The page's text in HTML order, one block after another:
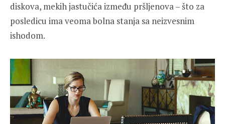
diskova, mekih jastučića između pršljenova – što za
posledicu ima veoma bolna stanja sa neizvesnim
ishodom.